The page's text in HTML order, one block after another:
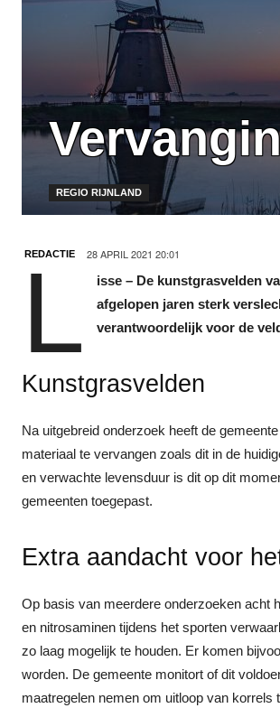
REGIO RIJNLAND
REDACTIE 28 APRIL 2021 20:01
L isse – De kunstgrasvelden
afgelopen jaren sterk
verantwoordelijk voor de
Kunstgrasvelden
Na uitgebreid onderzoek heeft de
materiaal te vervangen zoals dit in de
en verwachte levensduur is dit op dit
gemeenten toegepast.
Extra aandacht voor
Op basis van meerdere onderzoeken acht
en nitrosaminen tijdens het sporten
zo laag mogelijk te houden. Er komen
worden. De gemeente monitort of dit
maatregelen nemen om uitloop van korrels